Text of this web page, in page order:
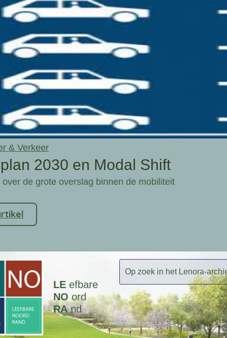
& Verkeer
2030 en Modal Shift
over de grote overslag binnen de mobiliteit
LE efbare
NO ord
RAnd